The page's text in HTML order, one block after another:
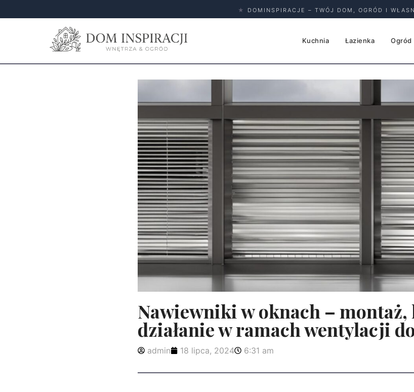
★ DOMINSPIRACJE – TWÓJ DOM, OGRÓD I
Kuchnia Łazienka Ogród
Nawiewniki w oknach –
działanie w ramach wentylacji
admin 18 lipca, 2024 6:31 am